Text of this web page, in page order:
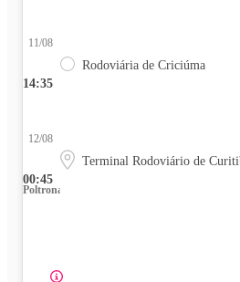
14:35
11/08
Rodoviária de Criciúma
00:45
12/08
Terminal Rodoviário de
Poltrona